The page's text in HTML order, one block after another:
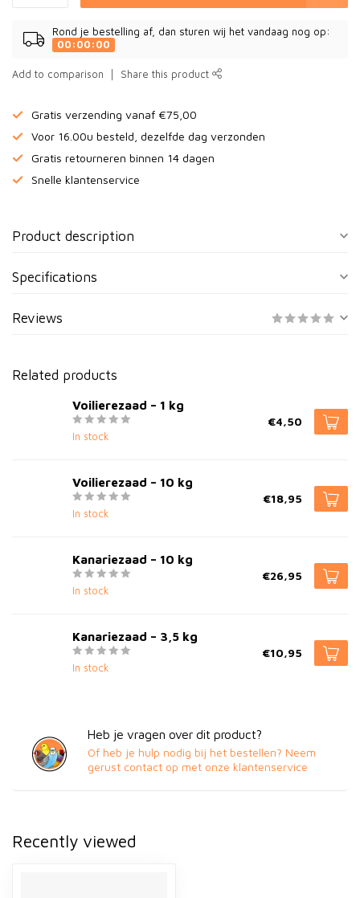
Rond je bestelling af, dan sturen wij het vandaag nog op:
00:00:00
Add to comparison Share this product
Gratis verzending vanaf €75,00
Voor 16.00u besteld, dezelfde dag verzonden
Gratis retourneren binnen 14 dagen
Snelle klantenservice
Product description
Specifications
Reviews
Related products
Voilierezaad – 1 kg
In stock
€4,50
Voilierezaad – 10 kg
In stock
€18,95
Kanariezaad – 10 kg
In stock
€26,95
Kanariezaad – 3,5 kg
In stock
€10,95
Heb je vragen over dit product?
Of heb je hulp nodig bij het bestellen? Neem
gerust contact op met onze klantenservice
Recently viewed